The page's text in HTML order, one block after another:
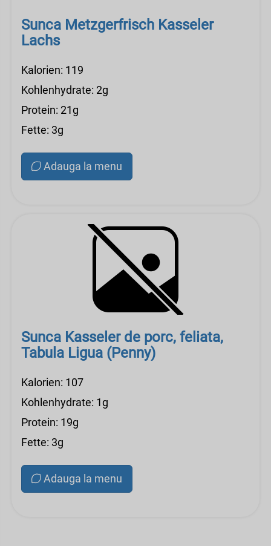
Sunca Metzgerfrisch Kasseler
Lachs
Kalorien: 119
Kohlenhydrate: 2g
Protein: 21g
Fette: 3g
Adauga la menu
Sunca Kasseler de porc, feliata,
Tabula Ligua (Penny)
Kalorien: 107
Kohlenhydrate: 1g
Protein: 19g
Fette: 3g
Adauga la menu